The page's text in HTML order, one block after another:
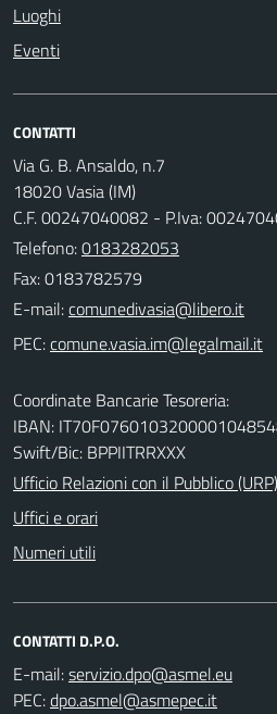
Luoghi
Eventi
CONTATTI
Via G. B. Ansaldo, n.7
18020 Vasia (IM)
C.F. 00247040082 - P.Iva:
Telefono:0183282053
Fax: 0183782579
E-mail:
PEC:
Coordinate Bancarie Tesoreria:
IBAN:
Swift/Bic: BPPIITRRXXX
Ufficio Relazioni con il Pubblico
Uffici e orari
Numeri utili
CONTATTI D.P.O.
E-mail:
PEC: